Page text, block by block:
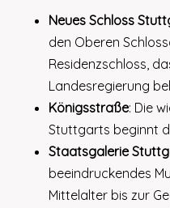
Neues Schloss
den Oberen
Residenzschloss,
Landesregierung
Königsstraße: Die
Stuttgarts beginnt
Staatsgalerie
beeindruckendes
Mittelalter bis zur